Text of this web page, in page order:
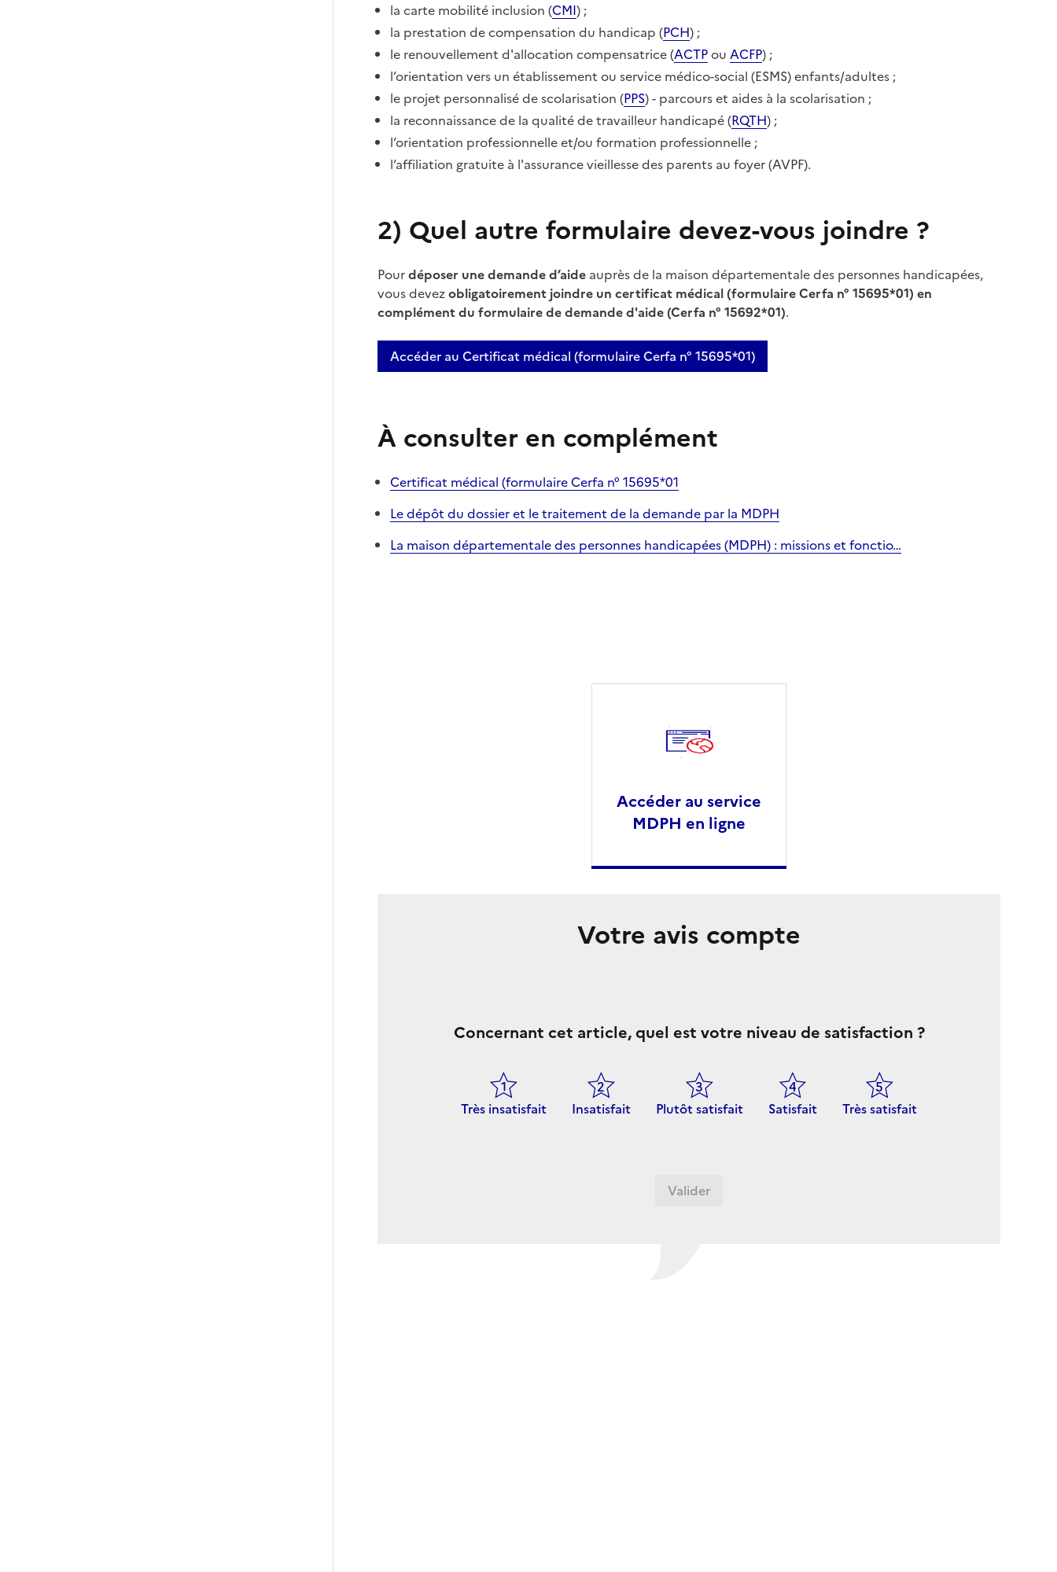
la carte mobilité inclusion (CMI) ;
la prestation de compensation du handicap (PCH) ;
le renouvellement d'allocation compensatrice (ACTPou ACFP) ;
l’orientation vers un établissement ou service médico-social (ESMS) enfants/adultes ;
le projet personnalisé de scolarisation (PPS) - parcours et aides à la scolarisation ;
la reconnaissance de la qualité de travailleur handicapé (RQTH) ;
l’orientation professionnelle et/ou formation professionnelle ;
l’affiliation gratuite à l'assurance vieillesse des parents au foyer (AVPF).
2) Quel autre formulaire devez-vous joindre ?
Pourdéposer une demande d’aide auprès de la maison départementale des personnes handicapées,
vous devezobligatoirement joindre un certificat médical (formulaire Cerfa n° 15695*01) en
complément du formulaire de demande d'aide (Cerfa n° 15692*01).
Accéder au Certificat médical (formulaire Cerfa n° 15695*01)
À consulter en complément
Certificat médical (formulaire Cerfa n° 15695*01
Le dépôt du dossier et le traitement de la demande par la MDPH
La maison départementale des personnes handicapées (MDPH) : missions et fonctio…
Accéder au service
MDPH en ligne
Votre avis compte
Concernant cet article, quel est votre niveau de satisfaction ?
Très insatisfait Insatisfait Plutôt satisfait Satisfait Très satisfait